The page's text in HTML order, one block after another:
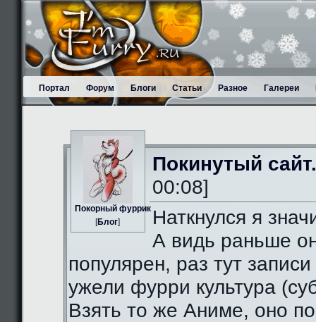
Портал Форум Блоги Статьи Разное Галереи
Пoкорный фуррик
[Блог]
Покинутый сайт.
00:08]
Наткнулся я
А видь раньше
популярен, раз тут
ужели фурри культура
Взять то же Аниме, оно